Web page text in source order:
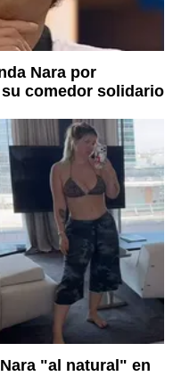
Nara por
comedor solidario
"al natural" en